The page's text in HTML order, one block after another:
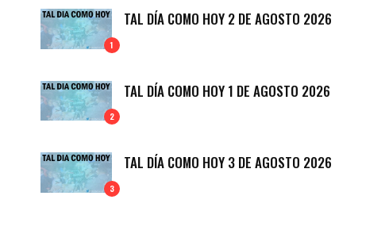
1
TAL DÍA COMO HOY 2 DE AGOSTO 2026
2
TAL DÍA COMO HOY 1 DE AGOSTO 2026
3
TAL DÍA COMO HOY 3 DE AGOSTO 2026